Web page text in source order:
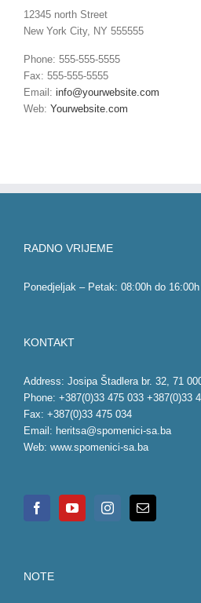
12345 north Street
New York City, NY 555555
Phone: 555-555-5555
Fax: 555-555-5555
Email: info@yourwebsite.com
Web: Yourwebsite.com
RADNO VRIJEME
Ponedjeljak – Petak: 08:00h do 16:00h
KONTAKT
Address: Josipa Štadlera br. 32, 71
Phone: +387(0)33 475 033 +387(0)33
Fax: +387(0)33 475 034
Email: heritsa@spomenici-sa.ba
Web: www.spomenici-sa.ba
NOTE